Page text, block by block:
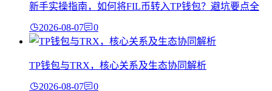
新手实操指南，如何将FIL币转入TP钱包？避坑要点全
2026-08-07 0
TP钱包与TRX，核心关系及生态协同解析
2026-08-07 0